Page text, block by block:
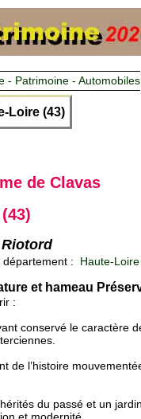
- Patrimoine - Automobiles
Loire (43)
de Clavas
: Haute-
et hameau
:
conservé le caractère
de l’histoire
du passé et un